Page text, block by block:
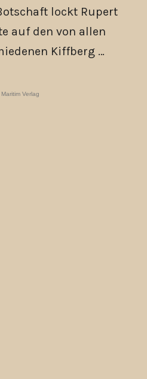
lockt Rupert
auf den von allen
Kiffberg …
Verlag